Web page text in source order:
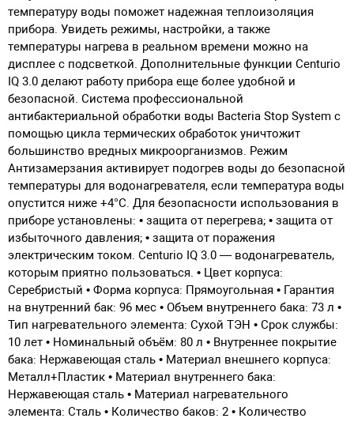
температуру воды поможет надежная теплоизоляция
прибора. Увидеть режимы, настройки, а также
температуры нагрева в реальном времени можно на
дисплее с подсветкой. Дополнительные функции Centurio
IQ 3.0 делают работу прибора еще более удобной и
безопасной. Система профессиональной
антибактериальной обработки воды Bacteria Stop System с
помощью цикла термических обработок уничтожит
большинство вредных микроорганизмов. Режим
Антизамерзания активирует подогрев воды до безопасной
температуры для водонагревателя, если температура воды
опустится ниже +4°С. Для безопасности использования в
приборе установлены: • защита от перегрева; • защита от
избыточного давления; • защита от поражения
электрическим током. Сenturio IQ 3.0 — водонагреватель,
которым приятно пользоваться. • Цвет корпуса:
Серебристый • Форма корпуса: Прямоугольная • Гарантия
на внутренний бак: 96 мес • Объем внутреннего бака: 73 л •
Тип нагревательного элемента: Сухой ТЭН • Срок службы:
10 лет • Номинальный объём: 80 л • Внутреннее покрытие
бака: Нержавеющая сталь • Материал внешнего корпуса:
Металл+Пластик • Материал внутреннего бака:
Нержавеющая сталь • Материал нагревательного
элемента: Сталь • Количество баков: 2 • Количество